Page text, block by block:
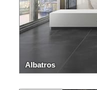
Albatros